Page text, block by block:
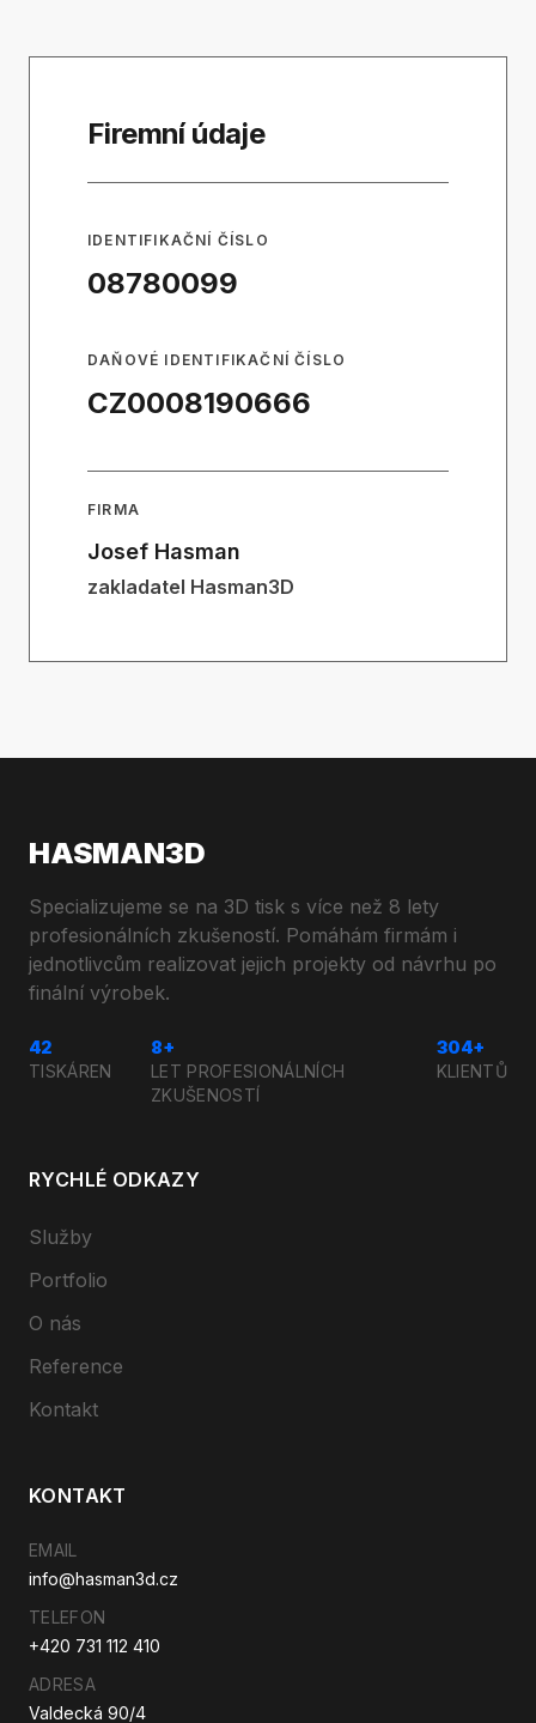
Firemní údaje
IDENTIFIKAČNÍ ČÍSLO
08780099
DAŇOVÉ IDENTIFIKAČNÍ ČÍSLO
CZ0008190666
FIRMA
Josef Hasman
zakladatel Hasman3D
HASMAN3D
Specializujeme se na 3D tisk s více než 8 lety
profesionálních zkušeností. Pomáhám firmám i
jednotlivcům realizovat jejich projekty od návrhu po
finální výrobek.
42
TISKÁREN
8+
LET PROFESIONÁLNÍCH
ZKUŠENOSTÍ
304+
KLIENTŮ
RYCHLÉ ODKAZY
Služby
Portfolio
O nás
Reference
Kontakt
KONTAKT
EMAIL
info@hasman3d.cz
TELEFON
+420 731 112 410
ADRESA
Valdecká 90/4